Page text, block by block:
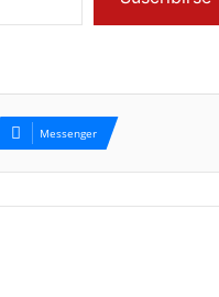
Messenger